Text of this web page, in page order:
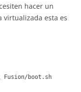
hacer un
virtualizada esta es
Fusion/boot.sh